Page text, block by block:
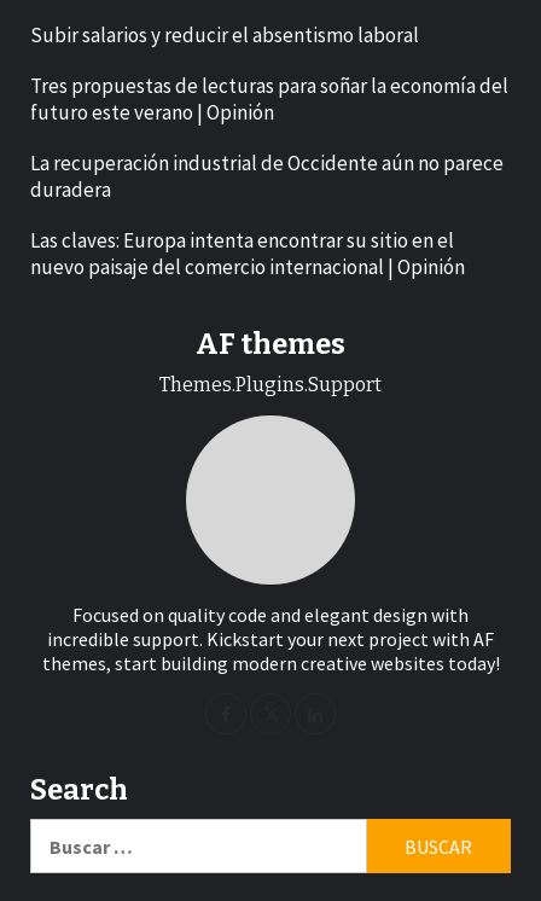
Subir salarios y reducir el absentismo laboral
Tres propuestas de lecturas para soñar la economía del
futuro este verano | Opinión
La recuperación industrial de Occidente aún no parece
duradera
Las claves: Europa intenta encontrar su sitio en el
nuevo paisaje del comercio internacional | Opinión
AF themes
Themes.Plugins.Support
Focused on quality code and elegant design with
incredible support. Kickstart your next project with AF
themes, start building modern creative websites today!
Search